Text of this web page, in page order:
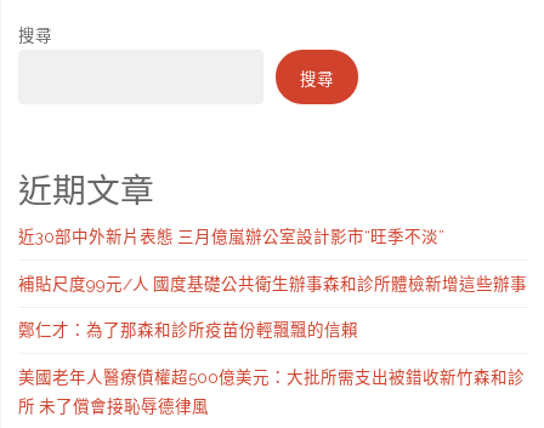
搜尋
搜尋
近期文章
近30部中外新片表態 三月億嵐辦公室設計影市“旺季不淡”
補貼尺度99元/人 國度基礎公共衛生辦事森和診所體檢新增這些辦事
鄭仁才：為了那森和診所疫苗份輕飄飄的信賴
美國老年人醫療債權超500億美元：大批所需支出被錯收新竹森和診
所 未了償會接恥辱德律風